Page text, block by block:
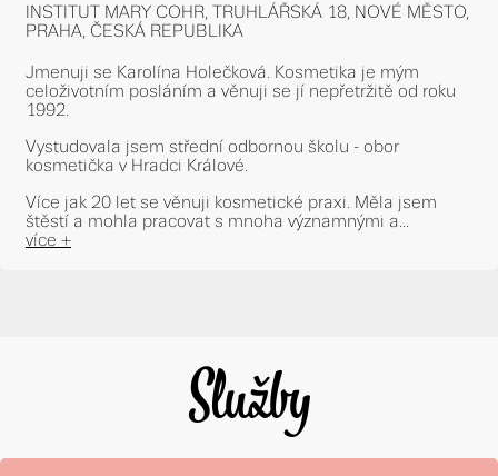
INSTITUT MARY COHR, TRUHLÁŘSKÁ 18, NOVÉ MĚSTO,
PRAHA, ČESKÁ REPUBLIKA
Jmenuji se Karolína Holečková. Kosmetika je mým
celoživotním posláním a věnuji se jí nepřetržitě od roku
1992.
Vystudovala jsem střední odbornou školu - obor
kosmetička v Hradci Králové.
Více jak 20 let se věnuji kosmetické praxi. Měla jsem
štěstí a mohla pracovat s mnoha významnými a...
více +
Služby